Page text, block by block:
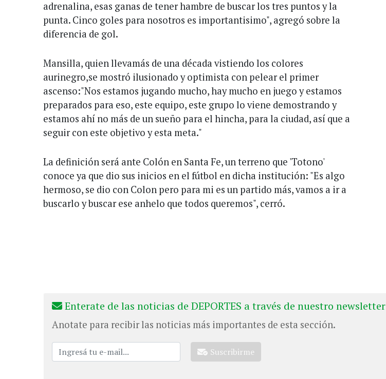
adrenalina, esas ganas de tener hambre de buscar los tres puntos y la
punta. Cinco goles para nosotros es importantisimo", agregó sobre la
diferencia de gol.
Mansilla, quien llevamás de una década vistiendo los colores
aurinegro,se mostró ilusionado y optimista con pelear el primer
ascenso:"Nos estamos jugando mucho, hay mucho en juego y estamos
preparados para eso, este equipo, este grupo lo viene demostrando y
estamos ahí no más de un sueño para el hincha, para la ciudad, así que a
seguir con este objetivo y esta meta."
La definición será ante Colón en Santa Fe, un terreno que 'Totono'
conoce ya que dio sus inicios en el fútbol en dicha institución: "Es algo
hermoso, se dio con Colon pero para mi es un partido más, vamos a ir a
buscarlo y buscar ese anhelo que todos queremos", cerró.
Enterate de las noticias de DEPORTES a través de nuestro newsletter
Anotate para recibir las noticias más importantes de esta sección.
Suscribirme